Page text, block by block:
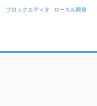
ブロックエディタ ローカル開発